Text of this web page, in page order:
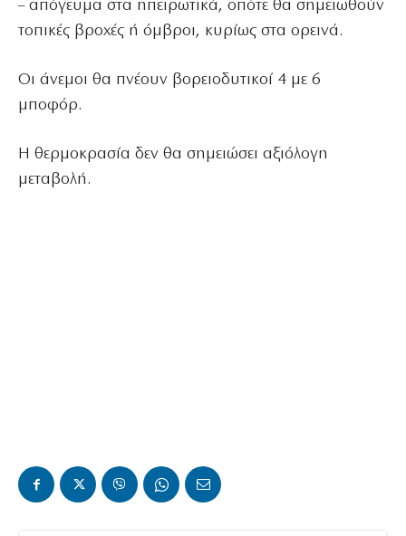
– απόγευμα στα ηπειρωτικά, οπότε θα σημειωθούν
τοπικές βροχές ή όμβροι, κυρίως στα ορεινά.
Οι άνεμοι θα πνέουν βορειοδυτικοί 4 με 6
μποφόρ.
Η θερμοκρασία δεν θα σημειώσει αξιόλογη
μεταβολή.